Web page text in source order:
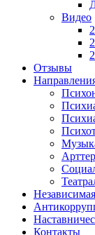
Видео
Отзывы
Контакты